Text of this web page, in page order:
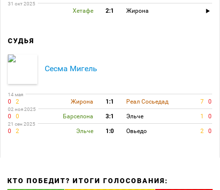
31 окт 2025
Хетафе 2:1 Жирона
СУДЬЯ
Сесма Мигель
14 мая
0 2 Жирона 1:1 Реал Сосьедад 7 0
02 ноя 2025
0 0 Барселона 3:1 Эльче 1 0
21 сен 2025
0 2 Эльче 1:0 Овьедо 2 0
КТО ПОБЕДИТ? ИТОГИ ГОЛОСОВАНИЯ: